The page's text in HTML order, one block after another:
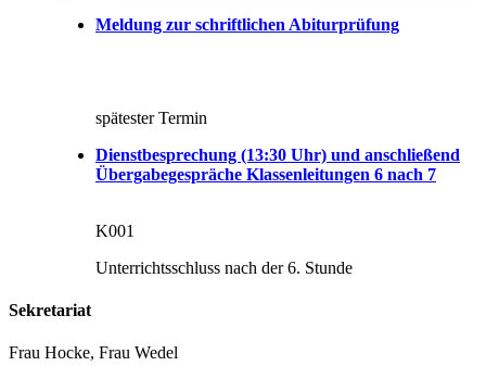
Meldung zur schriftlichen Abiturprüfung
spätester Termin
Dienstbesprechung (13:30 Uhr) und anschließend
Übergabegespräche Klassenleitungen 6 nach 7
K001
Unterrichtsschluss nach der 6. Stunde
Sekretariat
Frau Hocke, Frau Wedel